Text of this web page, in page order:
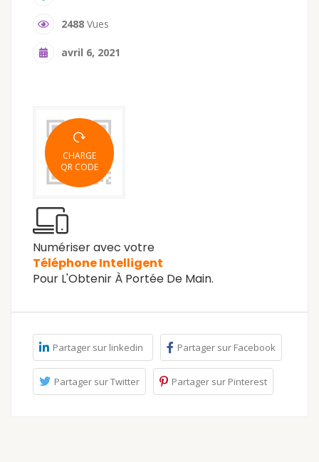
2488 Vues
avril 6, 2021
CHARGE
QR CODE
Numériser avec votre
Téléphone Intelligent
Pour L'Obtenir À Portée De Main.
Partager sur linkedin Partager sur Facebook
Partager sur Twitter Partager sur Pinterest